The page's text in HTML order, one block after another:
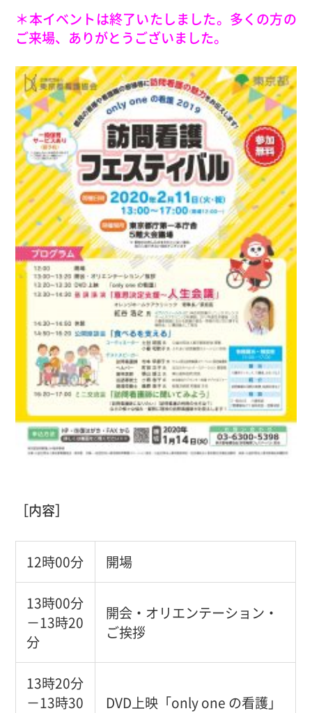
＊本イベントは終了いたしました。多くの方の
ご来場、ありがとうございました。
［内容］
12時00分 開場
13時00分
－13時20
分
開会・オリエンテーション・
ご挨拶
13時20分
－13時30
DVD上映「only one の看護」